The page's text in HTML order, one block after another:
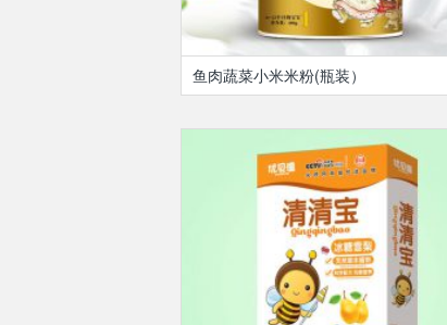
鱼肉蔬菜小米米粉(瓶装）